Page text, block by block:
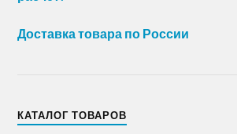
Доставка товара по России
КАТАЛОГ ТОВАРОВ